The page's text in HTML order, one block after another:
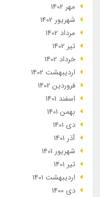
مهر 1402
شهریور 1402
مرداد 1402
تير 1402
خرداد 1402
ارديبهشت 1402
فروردین 1402
اسفند 1401
بهمن 1401
دی 1401
آذر 1401
شهریور 1401
تير 1401
ارديبهشت 1401
دی 1400